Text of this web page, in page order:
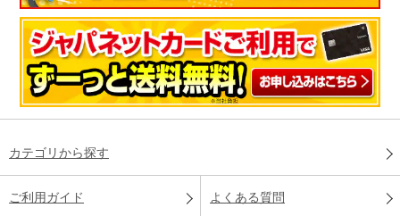
カテゴリから探す
ご利用ガイド よくある質問